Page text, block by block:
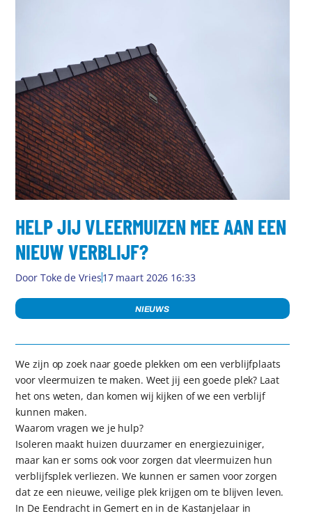
HELP JIJ VLEERMUIZEN MEE AAN EEN
NIEUW VERBLIJF?
Door Toke de Vries17 maart 2026 16:33
NIEUWS
We zijn op zoek naar goede plekken om een verblijfplaats
voor vleermuizen te maken. Weet jij een goede plek? Laat
het ons weten, dan komen wij kijken of we een verblijf
kunnen maken.
Waarom vragen we je hulp?
Isoleren maakt huizen duurzamer en energiezuiniger,
maar kan er soms ook voor zorgen dat vleermuizen hun
verblijfsplek verliezen. We kunnen er samen voor zorgen
dat ze een nieuwe, veilige plek krijgen om te blijven leven.
In De Eendracht in Gemert en in de Kastanjelaar in